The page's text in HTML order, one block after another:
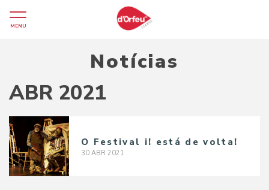
MENU
Notícias
ABR 2021
O Festival i! está de volta!
30 ABR 2021